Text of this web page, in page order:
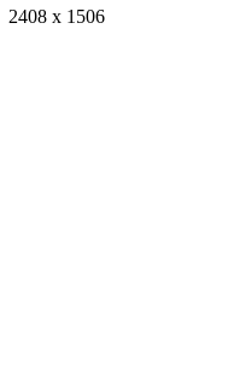
2408 x 1506